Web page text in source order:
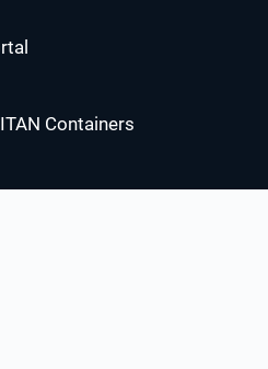
Containers